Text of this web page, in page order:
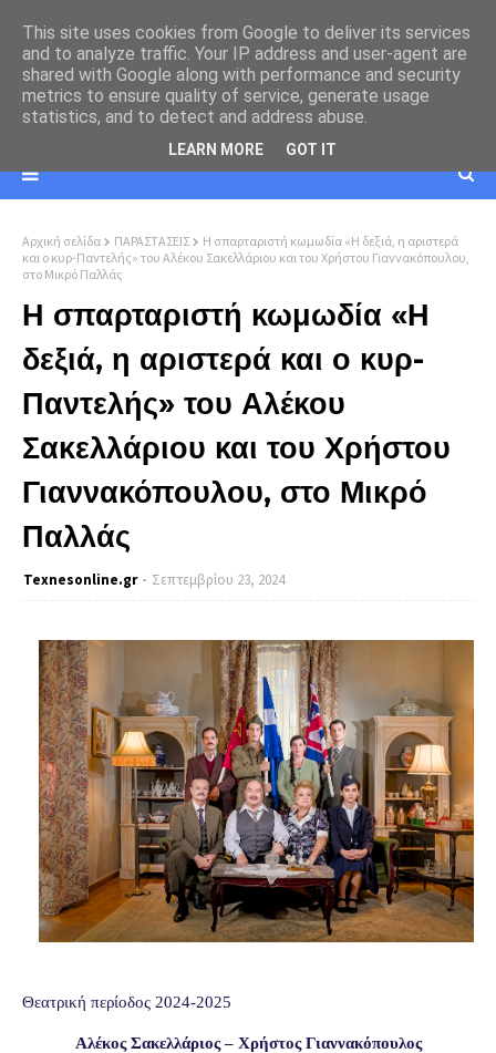
Αρχική σελίδα ΠΑΡΑΣΤΑΣΕΙΣ
Η σπαρταριστή κωμωδία «Η δεξιά, η αριστερά
και ο κυρ-Παντελής» του Αλέκου Σακελλάριου και του Χρήστου Γιαννακόπουλου,
στο Μικρό Παλλάς
Η σπαρταριστή κωμωδία «Η
δεξιά, η αριστερά και ο κυρ-
Παντελής» του Αλέκου
Σακελλάριου και του Χρήστου
Γιαννακόπουλου, στο Μικρό
Παλλάς
Texnesοnline.gr Σεπτεμβρίου 23, 2024
Θεατρική περίοδος 2024-2025
Αλέκος Σακελλάριος – Χρήστος Γιαννακόπουλος
This site uses cookies from Google to deliver its services
and to analyze traffic. Your IP address and user-agent are
shared with Google along with performance and security
metrics to ensure quality of service, generate usage
statistics, and to detect and address abuse.
LEARN MORE GOT IT